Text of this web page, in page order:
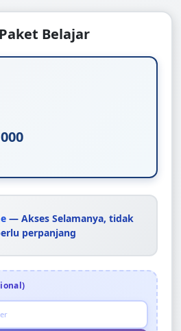
Belajar
— Akses Selamanya, tidak
perpanjang